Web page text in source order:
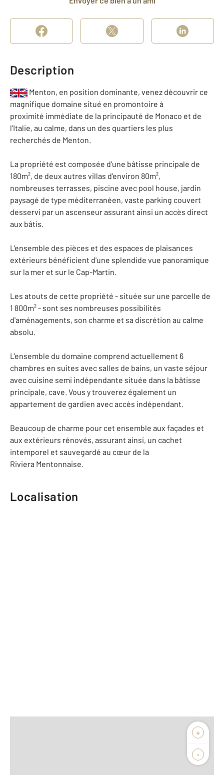
Description
Menton, en position dominante, venez découvrir ce
magnifique domaine situé en promontoire à
proximité immédiate de la principauté de Monaco et de
l'Italie, au calme, dans un des quartiers les plus
recherchés de Menton.
La propriété est composée d'une bâtisse principale de
180m², de deux autres villas d'environ 80m²,
nombreuses terrasses, piscine avec pool house, jardin
paysagé de type méditerranéen, vaste parking couvert
desservi par un ascenseur assurant ainsi un accès direct
aux bâtis.
L'ensemble des pièces et des espaces de plaisances
extérieurs bénéficient d'une splendide vue panoramique
sur la mer et sur le Cap-Martin.
Les atouts de cette propriété - située sur une parcelle de
1 800m² - sont ses nombreuses possibilités
d'aménagements, son charme et sa discrétion au calme
absolu.
L'ensemble du domaine comprend actuellement 6
chambres en suites avec salles de bains, un vaste séjour
avec cuisine semi indépendante située dans la bâtisse
principale, cave. Vous y trouverez également un
appartement de gardien avec accès indépendant.
Beaucoup de charme pour cet ensemble aux façades et
aux extérieurs rénovés, assurant ainsi, un cachet
intemporel et sauvegardé au cœur de la
Riviera Mentonnaise.
Localisation
+
-
Biens vendus